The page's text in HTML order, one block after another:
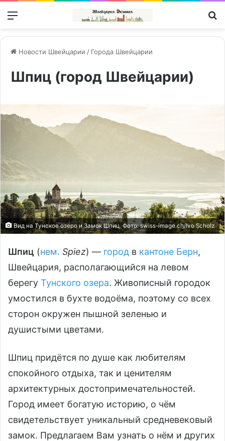
Меню
Новости Швейцарии / Города Швейцарии
Шпиц (город Швейцарии)
Вид на Тунское озеро и Замок Шпиц. Фото: swiss-imаge.сh/Ivo Scholz
Шпиц (нем. Spiez) — город в кантоне Берн,
Швейцария, располагающийся на левом
берегу Тунского озера. Живописный городок
умостился в бухте водоёма, поэтому со всех
сторон окружен пышной зеленью и
душистыми цветами.
Шпиц придётся по душе как любителям
спокойного отдыха, так и ценителям
архитектурных достопримечательностей.
Город имеет богатую историю, о чём
свидетельствует уникальный средневековый
замок. Предлагаем Вам узнать о нём и других